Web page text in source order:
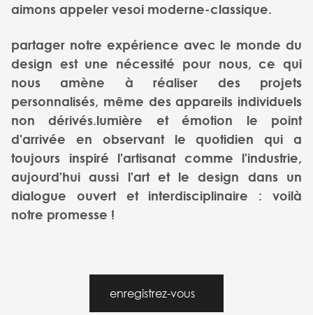
aimons appeler vesoi moderne-classique.
partager notre expérience avec le monde du
design est une nécessité pour nous, ce qui
nous amène à réaliser des projets
personnalisés, même des appareils individuels
non dérivés.lumière et émotion le point
d'arrivée en observant le quotidien qui a
toujours inspiré l'artisanat comme l'industrie,
aujourd'hui aussi l'art et le design dans un
dialogue ouvert et interdisciplinaire : voilà
notre promesse !
enregistrez-vous